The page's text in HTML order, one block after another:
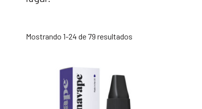
Mostrando 1-24 de 79 resultados